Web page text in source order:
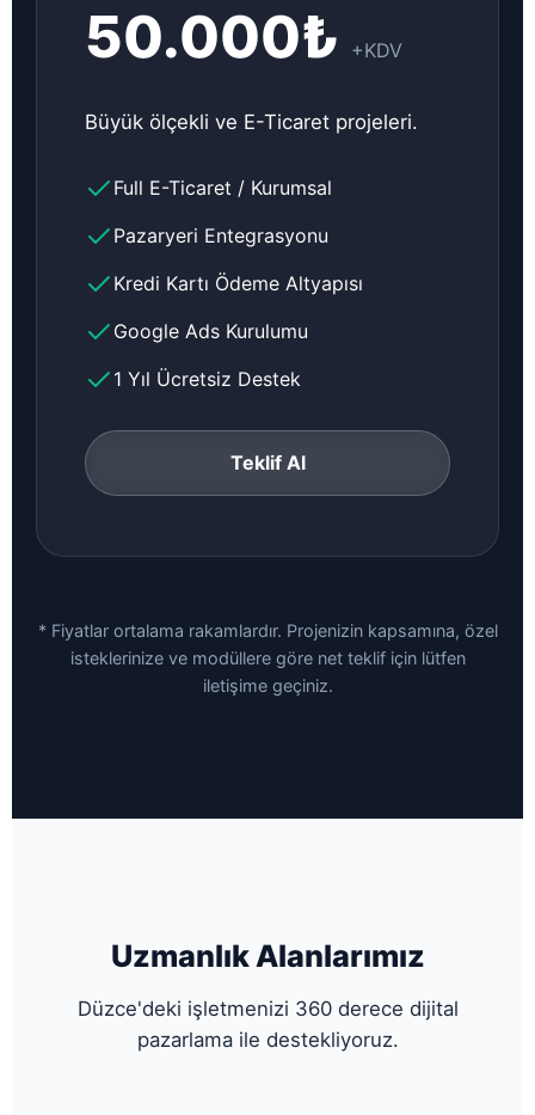
50.000₺ +KDV
Büyük ölçekli ve E-Ticaret projeleri.
Full E-Ticaret / Kurumsal
Pazaryeri Entegrasyonu
Kredi Kartı Ödeme Altyapısı
Google Ads Kurulumu
1 Yıl Ücretsiz Destek
Teklif Al
* Fiyatlar ortalama rakamlardır. Projenizin kapsamına, özel
isteklerinize ve modüllere göre net teklif için lütfen
iletişime geçiniz.
Uzmanlık Alanlarımız
Düzce'deki işletmenizi 360 derece dijital
pazarlama ile destekliyoruz.